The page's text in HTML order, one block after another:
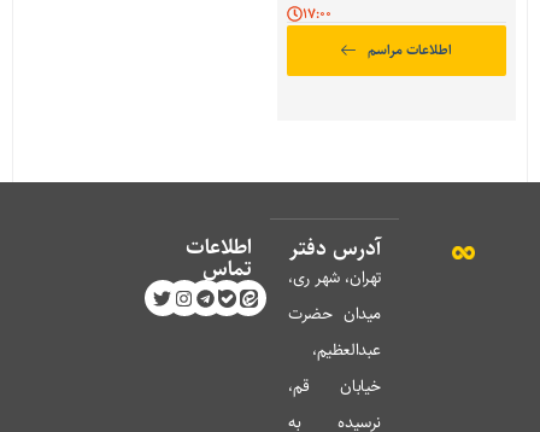
اطلاعات مراسم
آدرس دفتر
تهران، شهر ری،
میدان حضرت
عبدالعظیم،
خیابان قم،
نرسیده به
اطلاعات
تماس